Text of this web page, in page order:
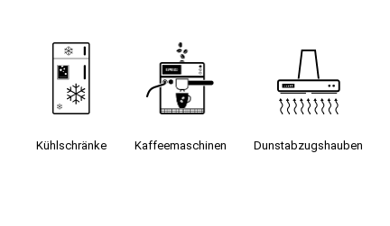
Kühlschränke Kaffee­maschinen Dunst­abzugs­hauben